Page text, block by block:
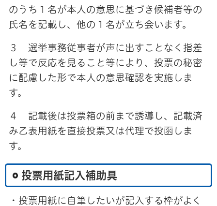
のうち１名が本人の意思に基づき候補者等の
氏名を記載し、他の１名が立ち会います。
３ 選挙事務従事者が声に出すことなく指差
し等で反応を見ること等により、投票の秘密
に配慮した形で本人の意思確認を実施しま
す。
４ 記載後は投票箱の前まで誘導し、記載済
み乙表用紙を直接投票又は代理で投函しま
す。
投票用紙記入補助具
・投票用紙に自筆したいが記入する枠がよく